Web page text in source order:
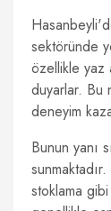
sektöründe
özellikle yaz
duyarlar. Bu
deneyim
Bunun yanı
stoklama